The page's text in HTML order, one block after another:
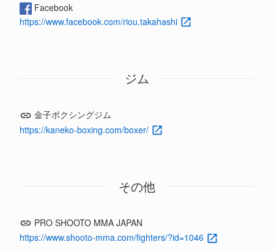
Facebook
https://www.facebook.com/riou.takahashi
ジム
金子ボクシングジム
https://kaneko-boxing.com/boxer/
その他
PRO SHOOTO MMA JAPAN
https://www.shooto-mma.com/fighters/?id=1046